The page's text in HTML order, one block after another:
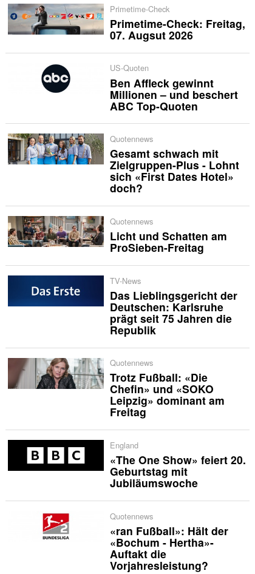
Primetime-Check
Primetime-Check: Freitag,
07. Augsut 2026
US-Quoten
Ben Affleck gewinnt
Millionen – und beschert
ABC Top-Quoten
Quotennews
Gesamt schwach mit
Zielgruppen-Plus - Lohnt
sich «First Dates Hotel»
doch?
Quotennews
Licht und Schatten am
ProSieben-Freitag
TV-News
Das Lieblingsgericht der
Deutschen: Karlsruhe
prägt seit 75 Jahren die
Republik
Quotennews
Trotz Fußball: «Die
Chefin» und «SOKO
Leipzig» dominant am
Freitag
England
«The One Show» feiert 20.
Geburtstag mit
Jubiläumswoche
Quotennews
«ran Fußball»: Hält der
«Bochum - Hertha»-
Auftakt die
Vorjahresleistung?